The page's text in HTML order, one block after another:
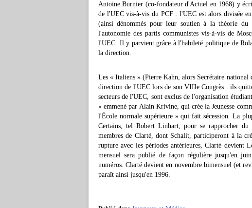
Antoine Burnier (co-fondateur d'Actuel en 1968) y
de l'UEC vis-à-vis du PCF : l'UEC est alors divisée
(ainsi dénommés pour leur soutien à la théorie
l'autonomie des partis communistes vis-à-vis de
l'UEC. Il y parvient grâce à l'habileté politique de
la direction.
Les « Italiens » (Pierre Kahn, alors Secrétaire national
direction de l'UEC lors de son VIIIe Congrès : ils
secteurs de l'UEC, sont exclus de l'organisation
» emmené par Alain Krivine, qui crée la Jeunesse
l'École normale supérieure » qui fait sécession. La
Certains, tel Robert Linhart, pour se rapprocher
membres de Clarté, dont Schalit, participeront à la
rupture avec les périodes antérieures, Clarté devient
mensuel sera publié de façon régulière jusqu'en
numéros. Clarté devient en novembre bimensuel (et
paraît ainsi jusqu'en 1996.